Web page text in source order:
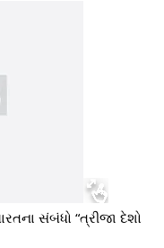
સંબંધો “ત્રીજા દેશો